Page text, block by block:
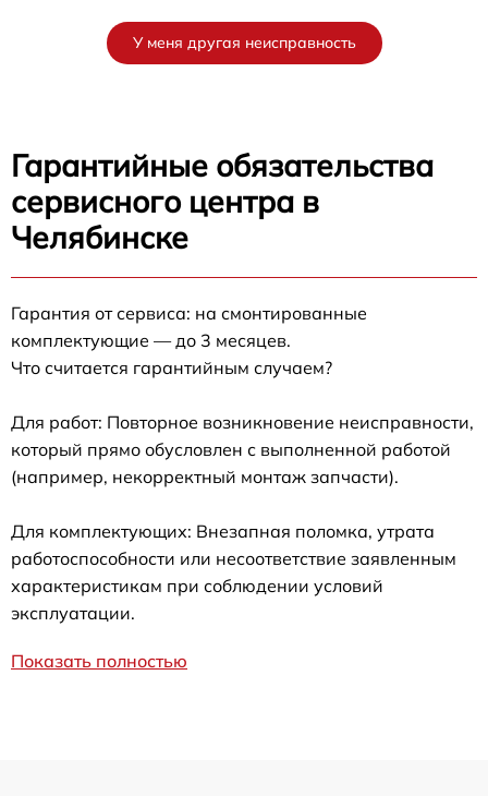
У меня другая неисправность
Гарантийные обязательства
сервисного центра в
Челябинске
Гарантия от сервиса: на смонтированные
комплектующие — до 3 месяцев.
Что считается гарантийным случаем?
Для работ: Повторное возникновение неисправности,
который прямо обусловлен с выполненной работой
(например, некорректный монтаж запчасти).
Для комплектующих: Внезапная поломка, утрата
работоспособности или несоответствие заявленным
характеристикам при соблюдении условий
эксплуатации.
Показать полностью